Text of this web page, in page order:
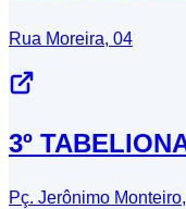
Rua Moreira, 04
3º
Pç. Jerônimo